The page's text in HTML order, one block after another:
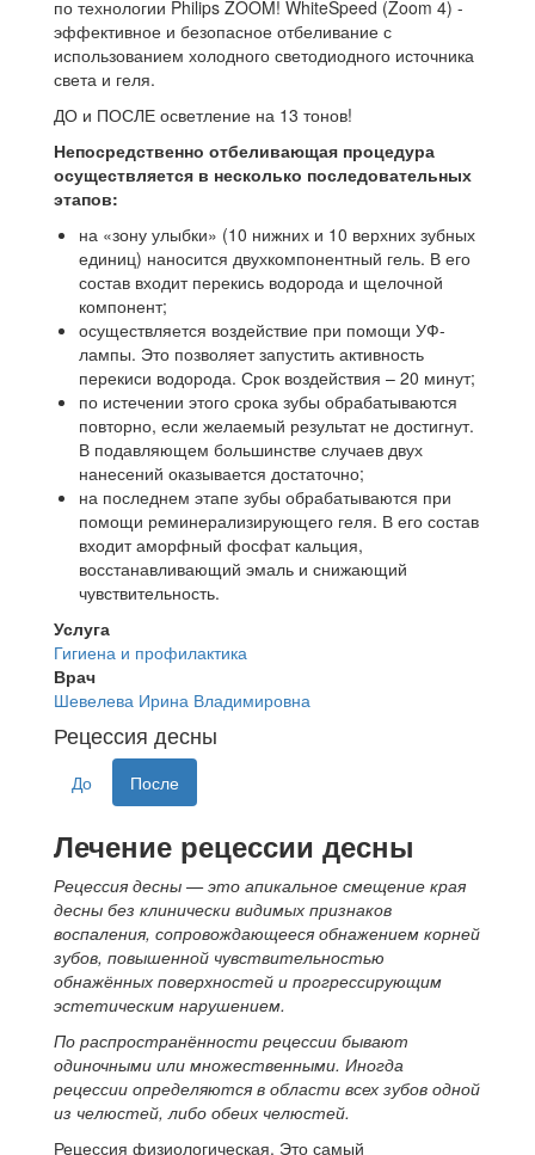
по технологии Philips ZOOM! WhiteSpeed (Zoom 4) -
эффективное и безопасное отбеливание с
использованием холодного светодиодного источника
света и геля.
ДО и ПОСЛЕ осветление на 13 тонов!
Непосредственно отбеливающая процедура
осуществляется в несколько последовательных
этапов:
на «зону улыбки» (10 нижних и 10 верхних зубных
единиц) наносится двухкомпонентный гель. В его
состав входит перекись водорода и щелочной
компонент;
осуществляется воздействие при помощи УФ-
лампы. Это позволяет запустить активность
перекиси водорода. Срок воздействия – 20 минут;
по истечении этого срока зубы обрабатываются
повторно, если желаемый результат не достигнут.
В подавляющем большинстве случаев двух
нанесений оказывается достаточно;
на последнем этапе зубы обрабатываются при
помощи реминерализирующего геля. В его состав
входит аморфный фосфат кальция,
восстанавливающий эмаль и снижающий
чувствительность.
Услуга
Гигиена и профилактика
Врач
Шевелева Ирина Владимировна
Рецессия десны
До После
Лечение рецессии десны
Рецессия десны — это апикальное смещение края
десны без клинически видимых признаков
воспаления, сопровождающееся обнажением корней
зубов, повышенной чувствительностью
обнажённых поверхностей и прогрессирующим
эстетическим нарушением.
По распространённости рецессии бывают
одиночными или множественными. Иногда
рецессии определяются в области всех зубов одной
из челюстей, либо обеих челюстей.
Рецессия физиологическая. Это самый